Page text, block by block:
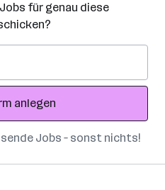
für genau diese
anlegen
Jobs – sonst nichts!